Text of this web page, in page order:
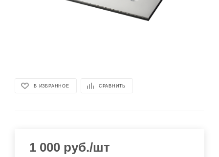
В ИЗБРАННОЕ СРАВНИТЬ
1 000 руб./шт